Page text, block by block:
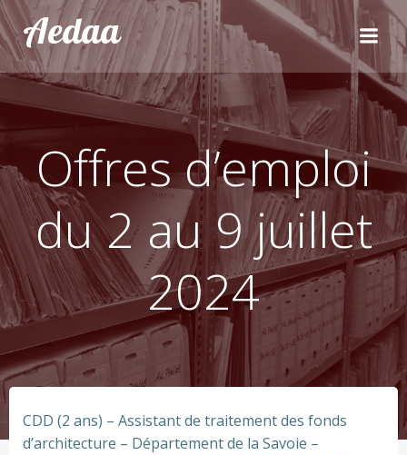
Aller
au
contenu
Aedaa
Offres d’emploi
du 2 au 9 juillet
2024
CDD (2 ans) – Assistant de traitement des fonds
d’architecture – Département de la Savoie –